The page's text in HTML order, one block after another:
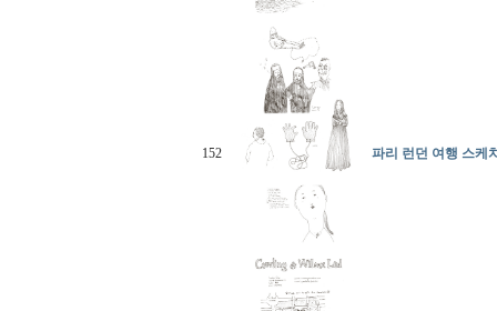
152 파리 런던 여행 스케